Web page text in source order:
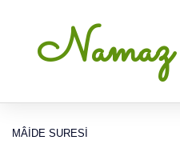
MÂIDE SURESI